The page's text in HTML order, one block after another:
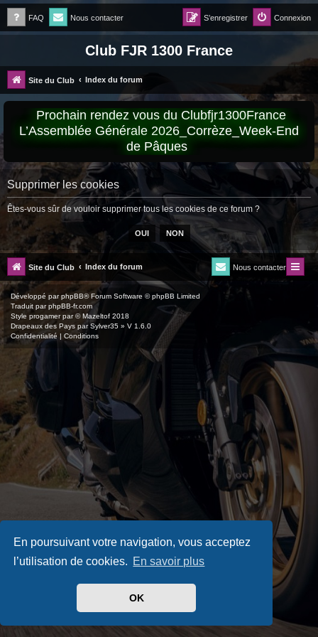
En poursuivant votre navigation, vous acceptez
l’utilisation de cookies. En savoir plus
OK
FAQ Nous contacter Connexion
S’enregistrer
Club FJR 1300 France
Site du Club Index du forum
Prochain rendez vous du Clubfjr1300France
L’Assemblée Générale 2026_Corrèze_Week-End
de Pâques
Supprimer les cookies
Êtes-vous sûr de vouloir supprimer tous les cookies de ce forum ?
Site du Club Index du forum Nous contacter
Développé parphpBB® Forum Software © phpBB Limited
Traduit parphpBB-fr.com
Style progamerpar ©Mazeltof 2018
Drapeaux des Pays par Sylver35 » V 1.6.0
Confidentialité | Conditions